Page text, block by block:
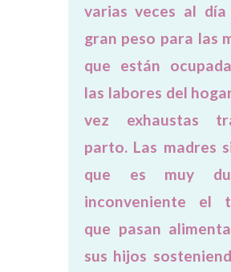
varias veces al
gran peso para las
que están
las labores del
vez exhaustas
parto. Las madres
que es muy
inconveniente el
que pasan
sus hijos